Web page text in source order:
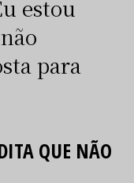
estou
para
QUE NÃO